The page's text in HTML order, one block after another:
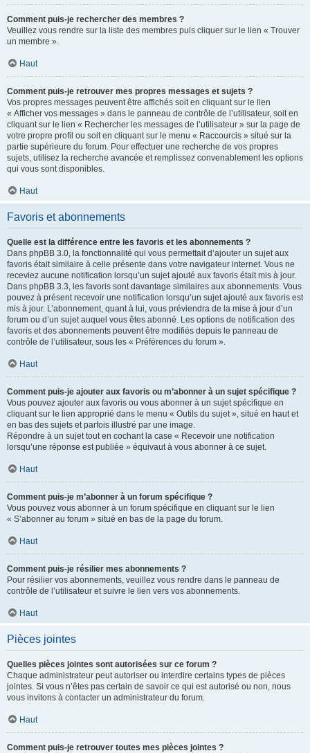
Comment puis-je rechercher des membres ?
Veuillez vous rendre sur la liste des membres puis cliquer sur le lien « Trouver
un membre ».
Haut
Comment puis-je retrouver mes propres messages et sujets ?
Vos propres messages peuvent être affichés soit en cliquant sur le lien
« Afficher vos messages » dans le panneau de contrôle de l’utilisateur, soit en
cliquant sur le lien « Rechercher les messages de l’utilisateur » sur la page de
votre propre profil ou soit en cliquant sur le menu « Raccourcis » situé sur la
partie supérieure du forum. Pour effectuer une recherche de vos propres
sujets, utilisez la recherche avancée et remplissez convenablement les options
qui vous sont disponibles.
Haut
Favoris et abonnements
Quelle est la différence entre les favoris et les abonnements ?
Dans phpBB 3.0, la fonctionnalité qui vous permettait d’ajouter un sujet aux
favoris était similaire à celle présente dans votre navigateur internet. Vous ne
receviez aucune notification lorsqu’un sujet ajouté aux favoris était mis à jour.
Dans phpBB 3.3, les favoris sont davantage similaires aux abonnements. Vous
pouvez à présent recevoir une notification lorsqu’un sujet ajouté aux favoris est
mis à jour. L’abonnement, quant à lui, vous préviendra de la mise à jour d’un
forum ou d’un sujet auquel vous êtes abonné. Les options de notification des
favoris et des abonnements peuvent être modifiés depuis le panneau de
contrôle de l’utilisateur, sous les « Préférences du forum ».
Haut
Comment puis-je ajouter aux favoris ou m’abonner à un sujet spécifique ?
Vous pouvez ajouter aux favoris ou vous abonner à un sujet spécifique en
cliquant sur le lien approprié dans le menu « Outils du sujet », situé en haut et
en bas des sujets et parfois illustré par une image.
Répondre à un sujet tout en cochant la case « Recevoir une notification
lorsqu’une réponse est publiée » équivaut à vous abonner à ce sujet.
Haut
Comment puis-je m’abonner à un forum spécifique ?
Vous pouvez vous abonner à un forum spécifique en cliquant sur le lien
« S’abonner au forum » situé en bas de la page du forum.
Haut
Comment puis-je résilier mes abonnements ?
Pour résilier vos abonnements, veuillez vous rendre dans le panneau de
contrôle de l’utilisateur et suivre le lien vers vos abonnements.
Haut
Pièces jointes
Quelles pièces jointes sont autorisées sur ce forum ?
Chaque administrateur peut autoriser ou interdire certains types de pièces
jointes. Si vous n’êtes pas certain de savoir ce qui est autorisé ou non, nous
vous invitons à contacter un administrateur du forum.
Haut
Comment puis-je retrouver toutes mes pièces jointes ?